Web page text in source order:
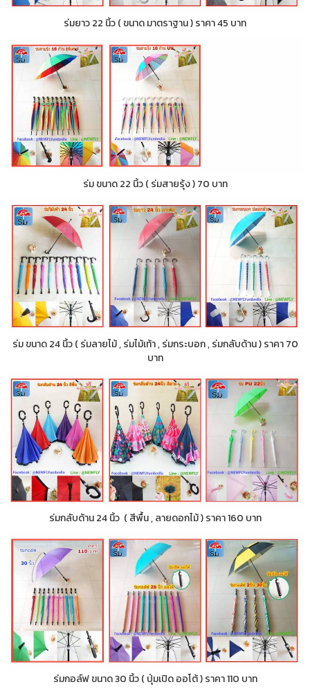
ร่มยาว 22 นิ้ว ( ขนาด มาตราฐาน ) ราคา 45 บาท
ร่ม ขนาด 22 นิ้ว ( ร่มสายรุ้ง ) 70 บาท
ร่ม ขนาด 24 นิ้ว ( ร่มลายไม้ , ร่มไม้เท้า , ร่มกระบอก , ร่มกลับด้าน ) ราคา 70
บาท
ร่มกลับด้าน 24 นิ้ว ( สีพื้น , ลายดอกไม้ ) ราคา 160 บาท
ร่มกอล์ฟ ขนาด 30 นิ้ว ( ปุ่มเปิด ออโต้ ) ราคา 110 บาท